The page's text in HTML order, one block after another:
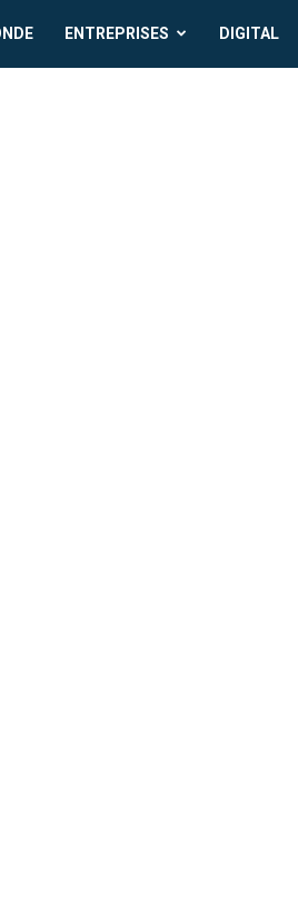
ENTREPRISES DIGITAL